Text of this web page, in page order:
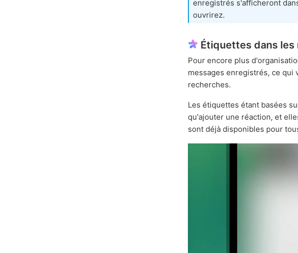
enregistrés s'afficheront
ouvrirez.
Étiquettes dans
Pour encore plus
messages enregistrés, ce qui
recherches.
Les étiquettes étant basées
qu'ajouter une réaction, et
sont déjà disponibles pour